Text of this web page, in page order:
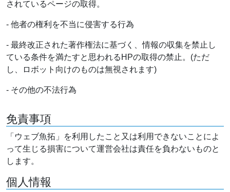
されているページの取得。
- 他者の権利を不当に侵害する行為
- 最終改正された著作権法に基づく、情報の収集を禁止し
ている条件を満たすと思われるHPの取得の禁止。(ただ
し、ロボット向けのものは無視されます)
- その他の不法行為
免責事項
「ウェブ魚拓」を利用したこと又は利用できないことによ
って生じる損害について運営会社は責任を負わないものと
します。
個人情報